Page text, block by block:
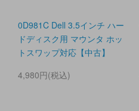
0D981C Dell 3.5インチ ハー
ドディスク用 マウンタ ホッ
トスワップ対応【中古】
4,980円(税込)